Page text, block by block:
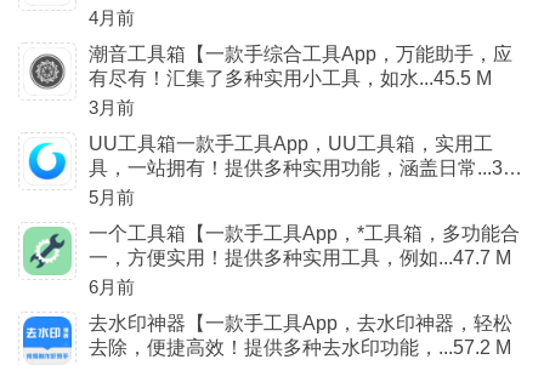
4月前
潮音工具箱【一款手综合工具App，万能助手，应
有尽有！汇集了多种实用小工具，如水...45.5 M
3月前
UU工具箱一款手工具App，UU工具箱，实用工
具，一站拥有！提供多种实用功能，涵盖日常...34.
4 M
5月前
一个工具箱【一款手工具App，*工具箱，多功能合
一，方便实用！提供多种实用工具，例如...47.7 M
6月前
去水印神器【一款手工具App，去水印神器，轻松
去除，便捷高效！提供多种去水印功能，...57.2 M